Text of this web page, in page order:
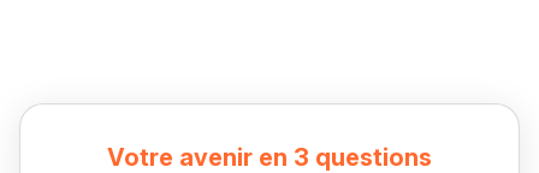
Post-Bac
Votre avenir en 3 questions